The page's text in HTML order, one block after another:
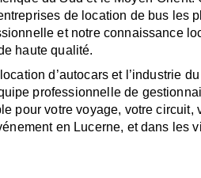
de location de bus les
et notre connaissance
haute qualité.
d’autocars et l’industrie
professionnelle de
pour votre voyage, votre circuit,
en Lucerne, et dans les